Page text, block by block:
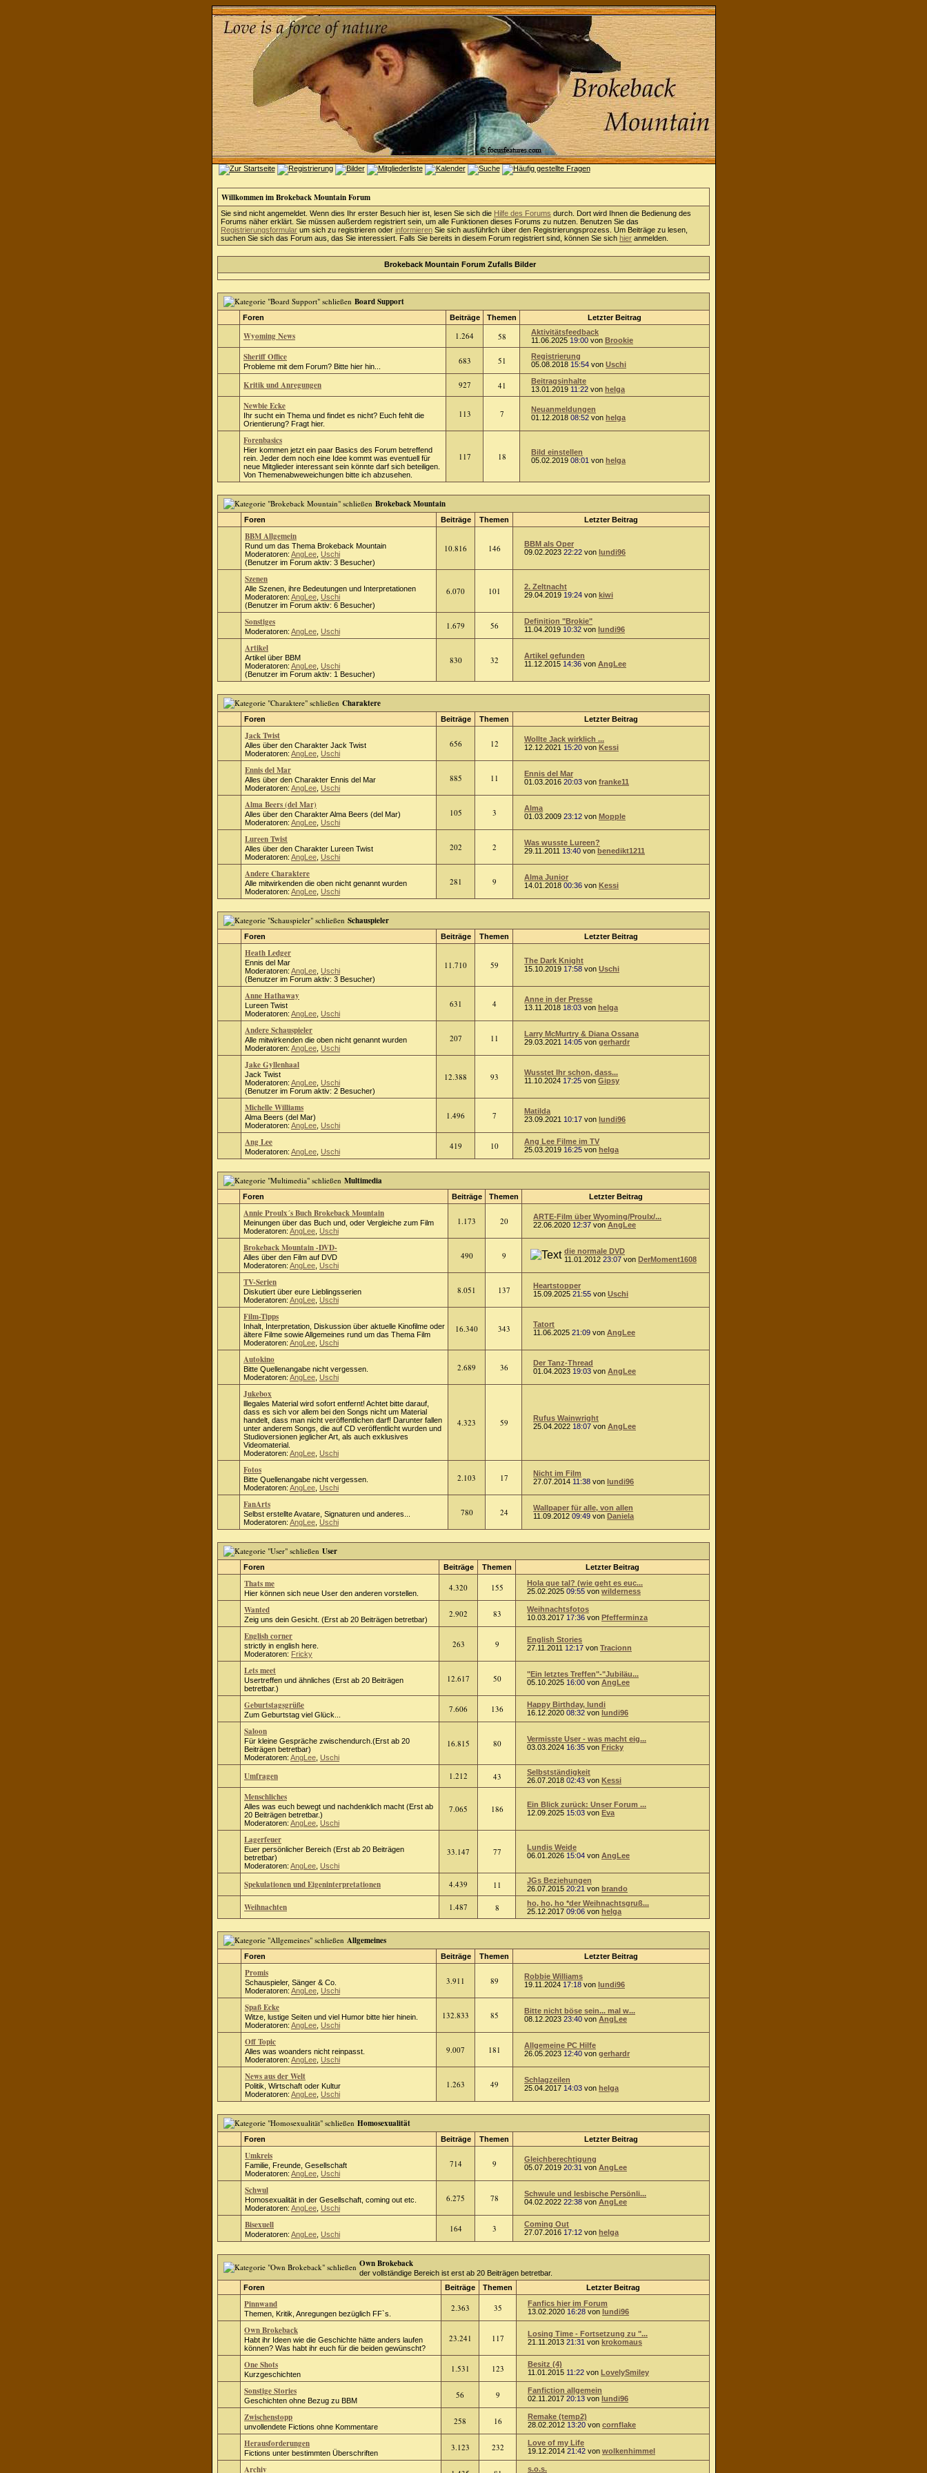
Willkommen im Brokeback Mountain Forum
Sie sind nicht angemeldet. Wenn dies Ihr erster Besuch hier ist, lesen Sie sich die Hilfe des Forums durch. Dort wird Ihnen die Bedienung des
Forums näher erklärt. Sie müssen außerdem registriert sein, um alle Funktionen dieses Forums zu nutzen. Benutzen Sie das
Registrierungsformular um sich zu registrieren oder informieren Sie sich ausführlich über den Registrierungsprozess. Um Beiträge zu lesen,
suchen Sie sich das Forum aus, das Sie interessiert. Falls Sie bereits in diesem Forum registriert sind, können Sie sich hier anmelden.
Brokeback Mountain Forum Zufalls Bilder
Board Support
Foren Beiträge Themen Letzter Beitrag
Wyoming News 1.264 58
Aktivitätsfeedback
11.06.2025 19:00 von Brookie
Sheriff Office
Probleme mit dem Forum? Bitte hier hin...
683 51
Registrierung
05.08.2018 15:54 von Uschi
Kritik und Anregungen 927 41
Beitragsinhalte
13.01.2019 11:22 von helga
Newbie Ecke
Ihr sucht ein Thema und findet es nicht? Euch fehlt die
Orientierung? Fragt hier.
113 7
Neuanmeldungen
01.12.2018 08:52 von helga
Forenbasics
Hier kommen jetzt ein paar Basics des Forum betreffend
rein. Jeder dem noch eine Idee kommt was eventuell für
neue Mitglieder interessant sein könnte darf sich beteiligen.
Von Themenabweweichungen bitte ich abzusehen.
117 18
Bild einstellen
05.02.2019 08:01 von helga
Brokeback Mountain
Foren Beiträge Themen Letzter Beitrag
BBM Allgemein
Rund um das Thema Brokeback Mountain
Moderatoren: AngLee Uschi
(Benutzer im Forum aktiv: 3 Besucher)
10.816 146
BBM als Oper
09.02.2023 22:22 von lundi96
Szenen
Alle Szenen, ihre Bedeutungen und Interpretationen
Moderatoren: AngLee Uschi
(Benutzer im Forum aktiv: 6 Besucher)
6.070 101
2. Zeltnacht
29.04.2019 19:24 von kiwi
Sonstiges
Moderatoren: AngLee Uschi
1.679 56
Definition "Brokie"
11.04.2019 10:32 von lundi96
Artikel
Artikel über BBM
Moderatoren: AngLee Uschi
(Benutzer im Forum aktiv: 1 Besucher)
830 32
Artikel gefunden
11.12.2015 14:36 von AngLee
Charaktere
Foren Beiträge Themen Letzter Beitrag
Jack Twist
Alles über den Charakter Jack Twist
Moderatoren: AngLee Uschi
656 12
Wollte Jack wirklich ...
12.12.2021 15:20 von Kessi
Ennis del Mar
Alles über den Charakter Ennis del Mar
Moderatoren: AngLee Uschi
885 11
Ennis del Mar
01.03.2016 20:03 von franke11
Alma Beers (del Mar)
Alles über den Charakter Alma Beers (del Mar)
Moderatoren: AngLee Uschi
105 3
Alma
01.03.2009 23:12 von Mopple
Lureen Twist
Alles über den Charakter Lureen Twist
Moderatoren: AngLee Uschi
202 2
Was wusste Lureen?
29.11.2011 13:40 von benedikt1211
Andere Charaktere
Alle mitwirkenden die oben nicht genannt wurden
Moderatoren: AngLee Uschi
281 9
Alma Junior
14.01.2018 00:36 von Kessi
Schauspieler
Foren Beiträge Themen Letzter Beitrag
Heath Ledger
Ennis del Mar
Moderatoren: AngLee Uschi
(Benutzer im Forum aktiv: 3 Besucher)
11.710 59
The Dark Knight
15.10.2019 17:58 von Uschi
Anne Hathaway
Lureen Twist
Moderatoren: AngLee Uschi
631 4
Anne in der Presse
13.11.2018 18:03 von helga
Andere Schauspieler
Alle mitwirkenden die oben nicht genannt wurden
Moderatoren: AngLee Uschi
207 11
Larry McMurtry & Diana Ossana
29.03.2021 14:05 von gerhardr
Jake Gyllenhaal
Jack Twist
Moderatoren: AngLee Uschi
(Benutzer im Forum aktiv: 2 Besucher)
12.388 93
Wusstet Ihr schon, dass...
11.10.2024 17:25 von Gipsy
Michelle Williams
Alma Beers (del Mar)
Moderatoren: AngLee Uschi
1.496 7
Matilda
23.09.2021 10:17 von lundi96
Ang Lee
Moderatoren: AngLee Uschi
419 10
Ang Lee Filme im TV
25.03.2019 16:25 von helga
Multimedia
Foren Beiträge Themen Letzter Beitrag
Annie Proulx´s Buch Brokeback Mountain
Meinungen über das Buch und, oder Vergleiche zum Film
Moderatoren: AngLee Uschi
1.173 20
ARTE-Film über Wyoming/Proulx/...
22.06.2020 12:37 von AngLee
Brokeback Mountain -DVD-
Alles über den Film auf DVD
Moderatoren: AngLee Uschi
490 9
die normale DVD
11.01.2012 23:07 von DerMoment1608
TV-Serien
Diskutiert über eure Lieblingsserien
Moderatoren: AngLee Uschi
8.051 137
Heartstopper
15.09.2025 21:55 von Uschi
Film-Tipps
Inhalt, Interpretation, Diskussion über aktuelle Kinofilme oder
ältere Filme sowie Allgemeines rund um das Thema Film
Moderatoren: AngLee Uschi
16.340 343
Tatort
11.06.2025 21:09 von AngLee
Autokino
Bitte Quellenangabe nicht vergessen.
Moderatoren: AngLee Uschi
2.689 36
Der Tanz-Thread
01.04.2023 19:03 von AngLee
Jukebox
lllegales Material wird sofort entfernt! Achtet bitte darauf,
dass es sich vor allem bei den Songs nicht um Material
handelt, dass man nicht veröffentlichen darf! Darunter fallen
unter anderem Songs, die auf CD veröffentlicht wurden und
Studioversionen jeglicher Art, als auch exklusives
Videomaterial.
Moderatoren: AngLee Uschi
4.323 59
Rufus Wainwright
25.04.2022 18:07 von AngLee
Fotos
Bitte Quellenangabe nicht vergessen.
Moderatoren: AngLee Uschi
2.103 17
Nicht im Film
27.07.2014 11:38 von lundi96
FanArts
Selbst erstellte Avatare, Signaturen und anderes...
Moderatoren: AngLee Uschi
780 24
Wallpaper für alle, von allen
11.09.2012 09:49 von Daniela
User
Foren Beiträge Themen Letzter Beitrag
Thats me
Hier können sich neue User den anderen vorstellen.
4.320 155
Hola que tal? (wie geht es euc...
25.02.2025 09:55 von wilderness
Wanted
Zeig uns dein Gesicht. (Erst ab 20 Beiträgen betretbar)
2.902 83
Weihnachtsfotos
10.03.2017 17:36 von Pfefferminza
English corner
strictly in english here.
Moderatoren: Fricky
263 9
English Stories
27.11.2011 12:17 von Tracionn
Lets meet
Usertreffen und ähnliches (Erst ab 20 Beiträgen
betretbar.)
12.617 50
"Ein letztes Treffen"-"Jubiläu...
05.10.2025 16:00 von AngLee
Geburtstagsgrüße
Zum Geburtstag viel Glück...
7.606 136
Happy Birthday, lundi
16.12.2020 08:32 von lundi96
Saloon
Für kleine Gespräche zwischendurch.(Erst ab 20
Beiträgen betretbar)
Moderatoren: AngLee Uschi
16.815 80
Vermisste User - was macht eig...
03.03.2024 16:35 von Fricky
Umfragen 1.212 43
Selbstständigkeit
26.07.2018 02:43 von Kessi
Menschliches
Alles was euch bewegt und nachdenklich macht (Erst ab
20 Beiträgen betretbar.)
Moderatoren: AngLee Uschi
7.065 186
Ein Blick zurück: Unser Forum ...
12.09.2025 15:03 von Eva
Lagerfeuer
Euer persönlicher Bereich (Erst ab 20 Beiträgen
betretbar)
Moderatoren: AngLee Uschi
33.147 77
Lundis Weide
06.01.2026 15:04 von AngLee
Spekulationen und Eigeninterpretationen 4.439 11
JGs Beziehungen
26.07.2015 20:21 von brando
Weihnachten 1.487 8
ho, ho, ho *der Weihnachtsgruß...
25.12.2017 09:06 von helga
Allgemeines
Foren Beiträge Themen Letzter Beitrag
Promis
Schauspieler, Sänger & Co.
Moderatoren: AngLee Uschi
3.911 89
Robbie Williams
19.11.2024 17:18 von lundi96
Spaß Ecke
Witze, lustige Seiten und viel Humor bitte hier hinein.
Moderatoren: AngLee Uschi
132.833 85
Bitte nicht böse sein... mal w...
08.12.2023 23:40 von AngLee
Off Topic
Alles was woanders nicht reinpasst.
Moderatoren: AngLee Uschi
9.007 181
Allgemeine PC Hilfe
26.05.2023 12:40 von gerhardr
News aus der Welt
Politik, Wirtschaft oder Kultur
Moderatoren: AngLee Uschi
1.263 49
Schlagzeilen
25.04.2017 14:03 von helga
Homosexualität
Foren Beiträge Themen Letzter Beitrag
Umkreis
Familie, Freunde, Gesellschaft
Moderatoren: AngLee Uschi
714 9
Gleichberechtigung
05.07.2019 20:31 von AngLee
Schwul
Homosexualität in der Gesellschaft, coming out etc.
Moderatoren: AngLee Uschi
6.275 78
Schwule und lesbische Persönli...
04.02.2022 22:38 von AngLee
Bisexuell
Moderatoren: AngLee Uschi
164 3
Coming Out
27.07.2016 17:12 von helga
Own Brokeback
der vollständige Bereich ist erst ab 20 Beiträgen betretbar.
Foren
Beiträge Themen Letzter Beitrag
Pinnwand
Themen, Kritik, Anregungen bezüglich FF`s.
2.363 35
Fanfics hier im Forum
13.02.2020 16:28 von lundi96
Own Brokeback
Habt ihr Ideen wie die Geschichte hätte anders laufen
können? Was habt ihr euch für die beiden gewünscht?
23.241 117
Losing Time - Fortsetzung zu "...
21.11.2013 21:31 von krokomaus
One Shots
Kurzgeschichten
1.531 123
Besitz (4)
11.01.2015 11:22 von LovelySmiley
Sonstige Stories
Geschichten ohne Bezug zu BBM
56 9
Fanfiction allgemein
02.11.2017 20:13 von lundi96
Zwischenstopp
unvollendete Fictions ohne Kommentare
258 16
Remake (temp2)
28.02.2012 13:20 von cornflake
Herausforderungen
Fictions unter bestimmten Überschriften
3.123 232
Love of my Life
19.12.2014 21:42 von wolkenhimmel
Archiv s.o.s.